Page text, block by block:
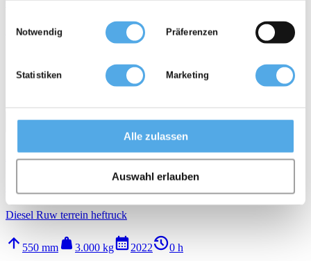
Analysen weiter. Unsere Partner führen diese Informationen
möglicherweise mit weiteren Daten zusammen, die Sie ihnen
bereitgestellt haben oder die sie im Rahmen Ihrer Nutzung der
Notwendig Präferenzen
Statistiken Marketing
Alle zulassen
Auswahl erlauben
Diesel Ruw terrein heftruck
3.000 kg 2017
call email favorite_border
Manitou M30-4 D ST5 S1 EU
Diesel Ruw terrein heftruck
arrow_upward 550 mm weight 3.000 kgcalendar_month2022history_20 h